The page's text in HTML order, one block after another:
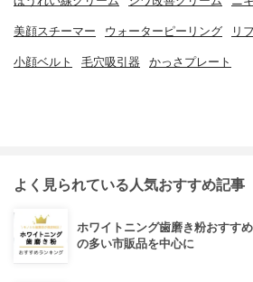
美顔スチーマー ウォーターピーリング リ
小顔ベルト 毛穴吸引器 かっさプレート
よく見られている人気おすすめ記事
ホワイトニング歯磨き粉おすす
の多い市販品を中心に